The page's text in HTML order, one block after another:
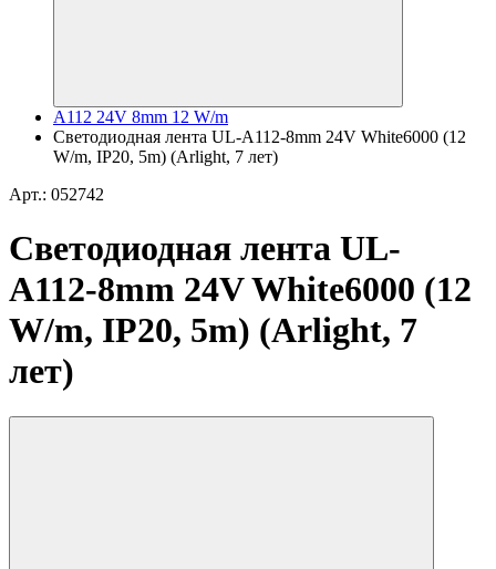
A112 24V 8mm 12 W/m
Светодиодная лента UL-A112-8mm 24V White6000 (12
W/m, IP20, 5m) (Arlight, 7 лет)
Арт.: 052742
Светодиодная лента UL-
A112-8mm 24V White6000 (12
W/m, IP20, 5m) (Arlight, 7
лет)